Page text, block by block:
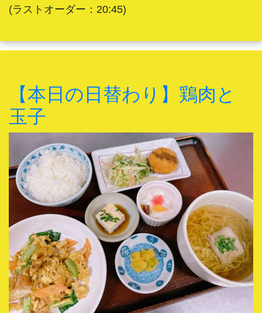
(ラストオーダー：20:45)
【本日の日替わり】鶏肉と
玉子